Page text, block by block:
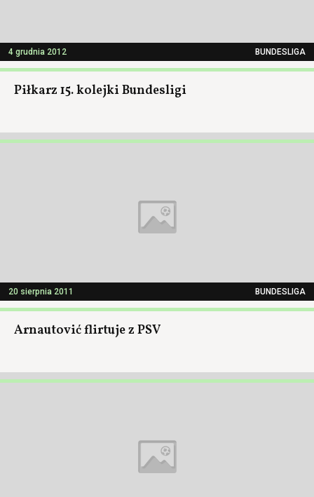
4 grudnia 2012 BUNDESLIGA
Piłkarz 15. kolejki Bundesligi
20 sierpnia 2011 BUNDESLIGA
Arnautović flirtuje z PSV